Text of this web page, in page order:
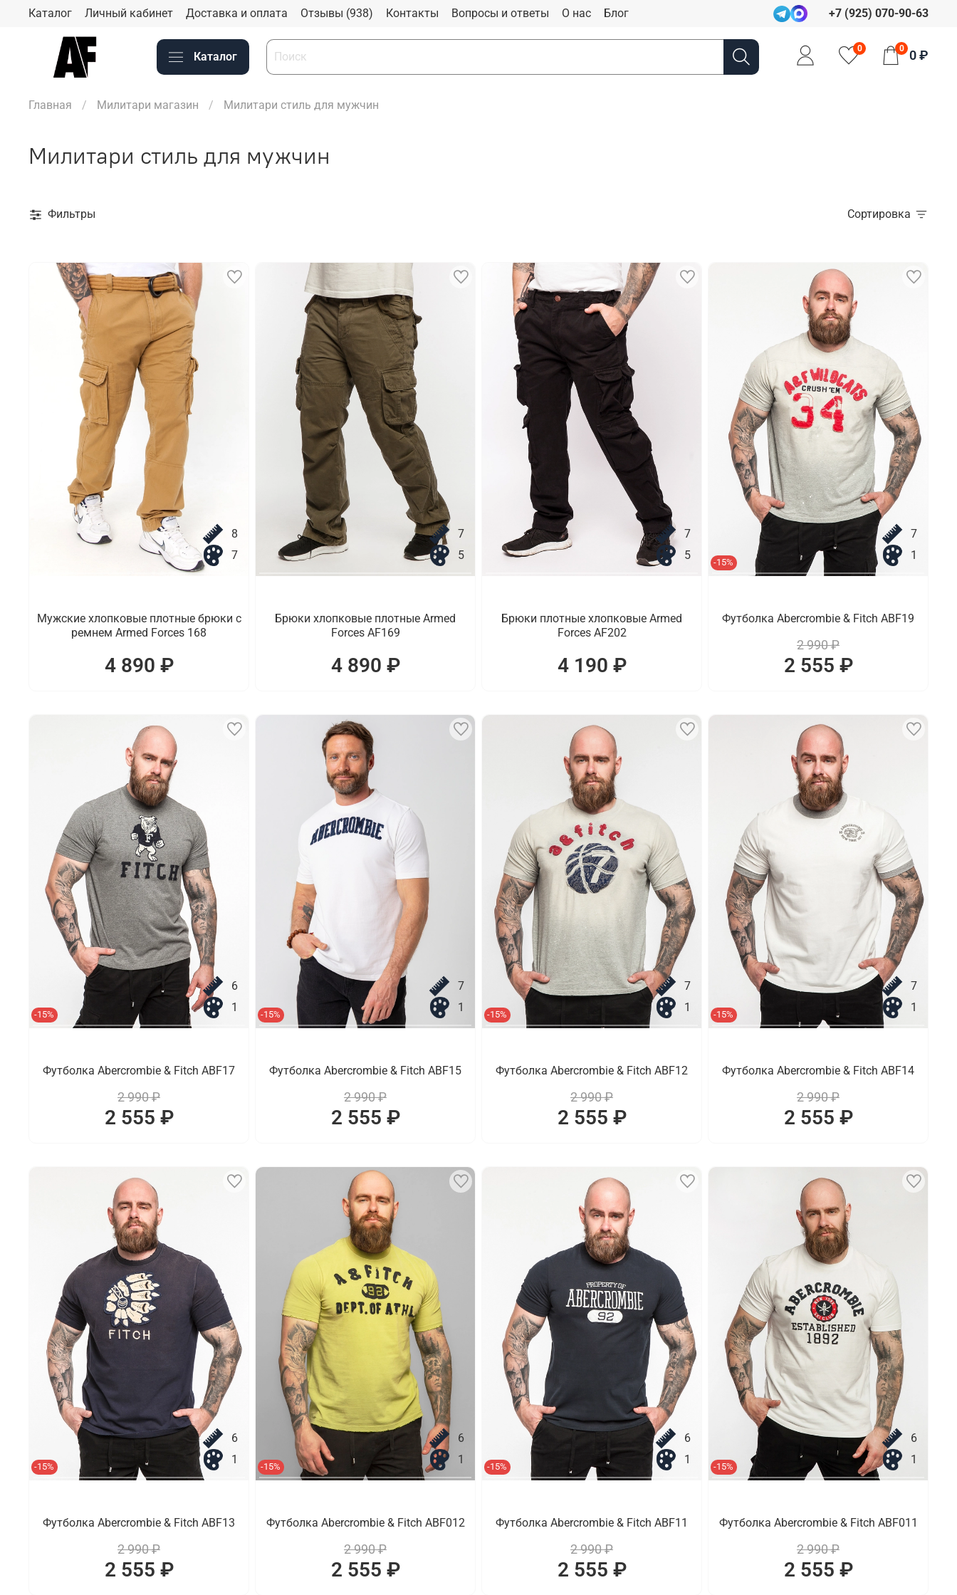
Каталог Личный кабинет Доставка и оплата Отзывы (938) Контакты Вопросы и ответы О нас Блог +7 (925) 070-90-63
Каталог
0 0 0 ₽
Главная Милитари магазин Милитари стиль для мужчин
Милитари стиль для мужчин
Фильтры Сортировка
8
7
Мужские хлопковые плотные брюки с
ремнем Armed Forces 168
4 890 ₽
7
5
Брюки хлопковые плотные Armed
Forces AF169
4 890 ₽
7
5
Брюки плотные хлопковые Armed
Forces AF202
4 190 ₽
-15%
7
1
Футболка Abercrombie & Fitch ABF19
2 990 ₽
2 555 ₽
-15%
6
1
Футболка Abercrombie & Fitch ABF17
2 990 ₽
2 555 ₽
-15%
7
1
Футболка Abercrombie & Fitch ABF15
2 990 ₽
2 555 ₽
-15%
7
1
Футболка Abercrombie & Fitch ABF12
2 990 ₽
2 555 ₽
-15%
7
1
Футболка Abercrombie & Fitch ABF14
2 990 ₽
2 555 ₽
-15%
6
1
Футболка Abercrombie & Fitch ABF13
2 990 ₽
2 555 ₽
-15%
6
1
Футболка Abercrombie & Fitch ABF012
2 990 ₽
2 555 ₽
-15%
6
1
Футболка Abercrombie & Fitch ABF11
2 990 ₽
2 555 ₽
-15%
6
1
Футболка Abercrombie & Fitch ABF011
2 990 ₽
2 555 ₽